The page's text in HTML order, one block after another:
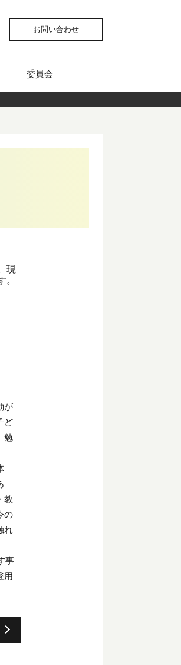
委員会
お問い合わせ
現
が
ど
勉
教
の
れ
事
用